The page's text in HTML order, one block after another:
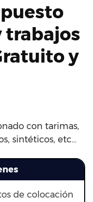
trabajos
y
con tarimas,
sintéticos, etc…
de colocación